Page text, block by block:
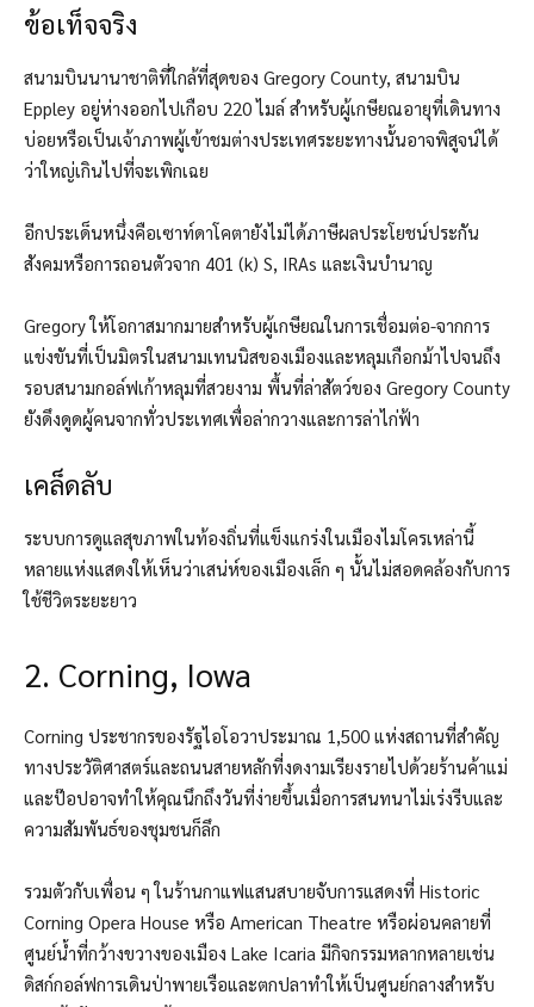
ข้อเท็จจริง
สนามบินนานาชาติที่ใกล้ที่สุดของ Gregory County, สนามบิน
Eppley อยู่ห่างออกไปเกือบ 220 ไมล์ สำหรับผู้เกษียณอายุที่เดินทาง
บ่อยหรือเป็นเจ้าภาพผู้เข้าชมต่างประเทศระยะทางนั้นอาจพิสูจน์ได้
ว่าใหญ่เกินไปที่จะเพิกเฉย
อีกประเด็นหนึ่งคือเซาท์ดาโคตายังไม่ได้ภาษีผลประโยชน์ประกัน
สังคมหรือการถอนตัวจาก 401 (k) S, IRAs และเงินบำนาญ
Gregory ให้โอกาสมากมายสำหรับผู้เกษียณในการเชื่อมต่อ-จากการ
แข่งขันที่เป็นมิตรในสนามเทนนิสของเมืองและหลุมเกือกม้าไปจนถึง
รอบสนามกอล์ฟเก้าหลุมที่สวยงาม พื้นที่ล่าสัตว์ของ Gregory County
ยังดึงดูดผู้คนจากทั่วประเทศเพื่อล่ากวางและการล่าไก่ฟ้า
เคล็ดลับ
ระบบการดูแลสุขภาพในท้องถิ่นที่แข็งแกร่งในเมืองไมโครเหล่านี้
หลายแห่งแสดงให้เห็นว่าเสน่ห์ของเมืองเล็ก ๆ นั้นไม่สอดคล้องกับการ
ใช้ชีวิตระยะยาว
2. Corning, Iowa
Corning ประชากรของรัฐไอโอวาประมาณ 1,500 แห่งสถานที่สำคัญ
ทางประวัติศาสตร์และถนนสายหลักที่งดงามเรียงรายไปด้วยร้านค้าแม่
และป๊อปอาจทำให้คุณนึกถึงวันที่ง่ายขึ้นเมื่อการสนทนาไม่เร่งรีบและ
ความสัมพันธ์ของชุมชนก็ลึก
รวมตัวกับเพื่อน ๆ ในร้านกาแฟแสนสบายจับการแสดงที่ Historic
Corning Opera House หรือ American Theatre หรือผ่อนคลายที่
ศูนย์น้ำที่กว้างขวางของเมือง Lake Icaria มีกิจกรรมหลากหลายเช่น
ดิสก์กอล์ฟการเดินป่าพายเรือและตกปลาทำให้เป็นศูนย์กลางสำหรับ